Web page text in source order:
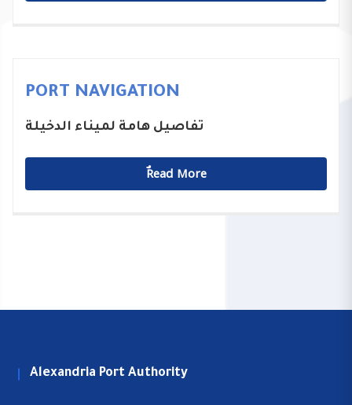
PORT NAVIGATION
تفاصيل هامة لميناء الدخيلة
ٌٌRead More
Alexandria Port Authority